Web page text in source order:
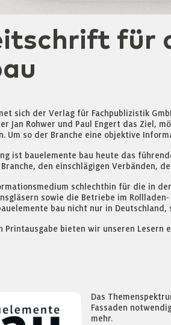
für
sich der Verlag für Fachpublizistik
Jan Rohwer und Paul Engert das Ziel,
Um so der Branche eine objektive
ist bauelemente bau heute das
den einschlägigen Verbänden,
schlechthin für die in
sowie die Betriebe im
bau nicht nur in Deutschland,
Printausgabe bieten wir unseren
Das
Fassaden
mehr.